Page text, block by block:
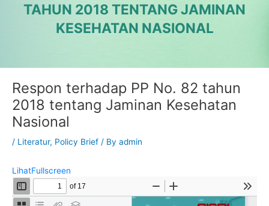
TAHUN 2018 TENTANG JAMINAN
KESEHATAN NASIONAL
Respon terhadap PP No. 82 tahun
2018 tentang Jaminan Kesehatan
Nasional
/ Literatur, Policy Brief / By admin
LihatFullscreen
navigation